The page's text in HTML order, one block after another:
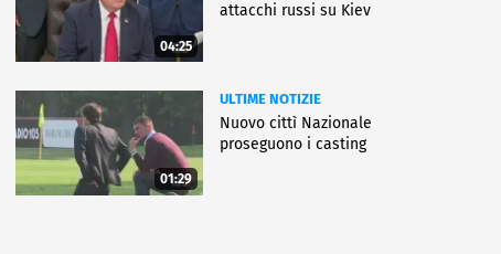
04:25
attacchi russi su Kiev
01:29
ULTIME NOTIZIE
Nuovo cittì Nazionale
proseguono i casting